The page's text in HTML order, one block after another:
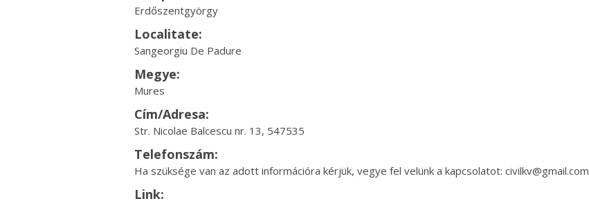
Erdőszentgyörgy
Localitate:
Sangeorgiu De Padure
Megye:
Mures
Cím/Adresa:
Str. Nicolae Balcescu nr. 13, 547535
Telefonszám:
Ha szüksége van az adott információra kérjük, vegye fel velünk a kapcsolatot: civilkv@gmail.com
Link: